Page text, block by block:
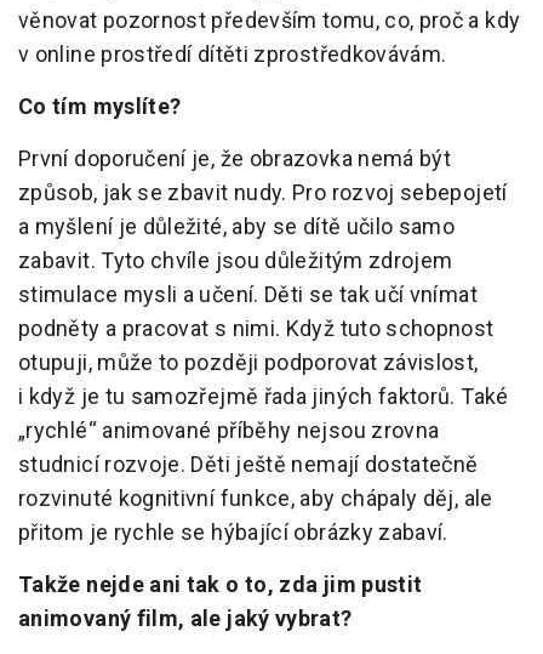
věnovat pozornost především tomu, co, proč a kdy
v online prostředí dítěti zprostředkovávám.
Co tím myslíte?
První doporučení je, že obrazovka nemá být
způsob, jak se zbavit nudy. Pro rozvoj sebepojetí
a myšlení je důležité, aby se dítě učilo samo
zabavit. Tyto chvíle jsou důležitým zdrojem
stimulace mysli a učení. Děti se tak učí vnímat
podněty a pracovat s nimi. Když tuto schopnost
otupuji, může to později podporovat závislost,
i když je tu samozřejmě řada jiných faktorů. Také
„rychlé“ animované příběhy nejsou zrovna
studnicí rozvoje. Děti ještě nemají dostatečně
rozvinuté kognitivní funkce, aby chápaly děj, ale
přitom je rychle se hýbající obrázky zabaví.
Takže nejde ani tak o to, zda jim pustit
animovaný film, ale jaký vybrat?